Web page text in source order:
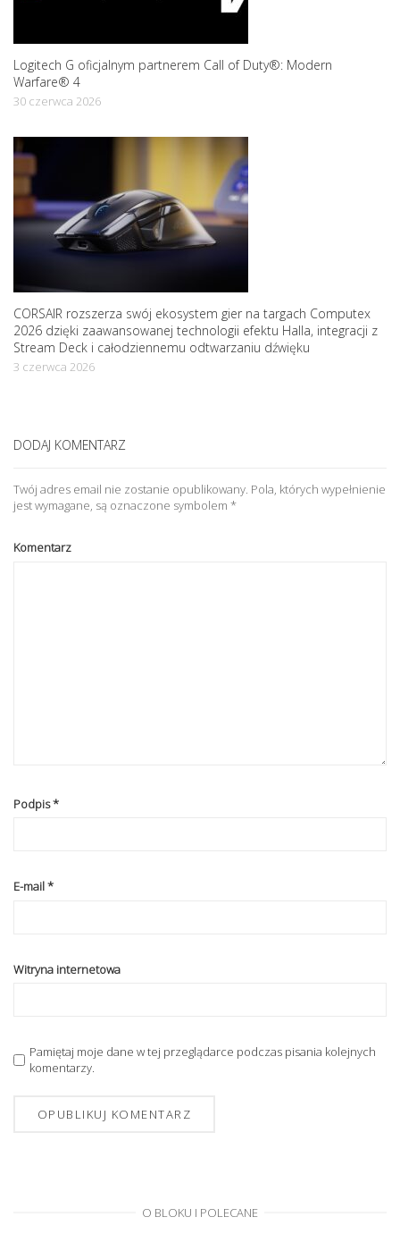
Logitech G oficjalnym partnerem Call of Duty®: Modern
Warfare® 4
30 czerwca 2026
CORSAIR rozszerza swój ekosystem gier na targach Computex
2026 dzięki zaawansowanej technologii efektu Halla, integracji z
Stream Deck i całodziennemu odtwarzaniu dźwięku
3 czerwca 2026
DODAJ KOMENTARZ
Twój adres email nie zostanie opublikowany. Pola, których wypełnienie
jest wymagane, są oznaczone symbolem *
Komentarz
Podpis*
E-mail*
Witryna internetowa
Pamiętaj moje dane w tej przeglądarce podczas pisania kolejnych
komentarzy.
O BLOKU I POLECANE